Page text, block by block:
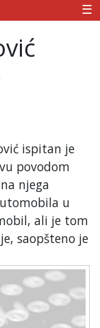
☰
ispitan je
povodom
njega
u
ali je tom
saopšteno je